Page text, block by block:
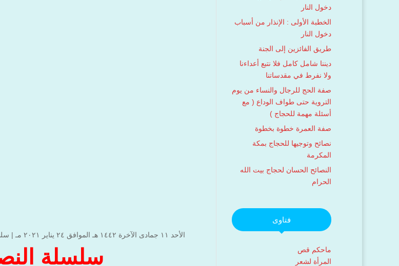
الأحد ۱۱ جمادى الآخرة ۱٤٤۲ هـ الموافق ۲٤ يناير ۲۰۲۱ مـ |
سلسلة
دخول النار
الخطبة الأولى : الإنذار من أسباب
دخول النار
طريق الفائزين إلى الجنة
ديننا شامل كامل فلا نتبع أعداءنا
ولا نفرط في مقدساتنا
صفة الحج للرجال والنساء من يوم
التروية حتى طواف الوداع ( مع
أسئلة مهمة للحجاج )
صفة العمرة خطوة بخطوة
نصائح وتوجيها للحجاج بمكة
المكرمة
النصائح الحسان لحجاج بيت الله
الحرام
فتاوى
ماحكم قص
المرأة لشعر